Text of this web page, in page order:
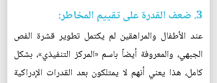
3. ضعف القدرة على تقييم المخاطر:
عند الأطفال والمراهقين لم يكتمل تطوير قشرة الفص
الجبهي، والمعروفة أيضاً باسم «المركز التنفيذي»، بشكل
كامل، هذا يعني أنهم لا يمتلكون بعد القدرات الإدراكية